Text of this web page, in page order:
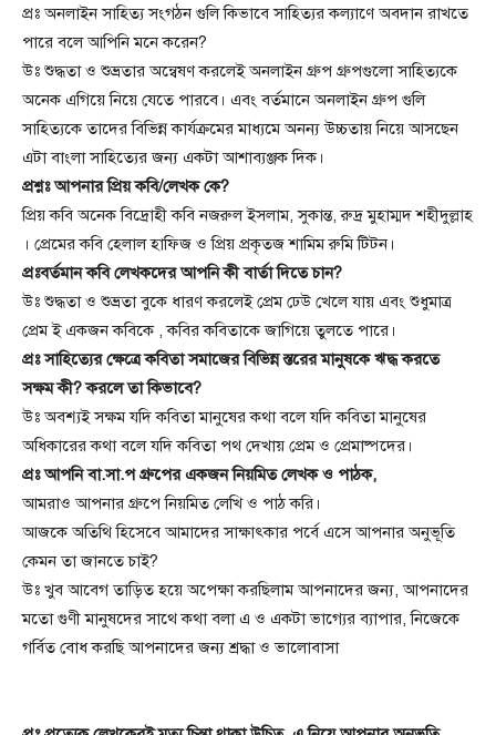
প্রঃ অনলাইন সাহিত্য সংগঠন গুলি কিভাবে সাহিত্যর কল্যাণে অবদান রাখতে
পারে বলে আপিনি মনে করেন?
উঃ শুদ্ধতা ও শুভ্রতার অন্বেষণ করলেই অনলাইন গ্রুপ গ্রুপগুলো সাহিত্যকে
অনেক এগিয়ে নিয়ে যেতে পারবে। এবং বর্তমানে অনলাইন গ্রুপ গুলি
সাহিত্যকে তাদের বিভিন্ন কার্যক্রমের মাধ্যমে অনন্য উচ্চতায় নিয়ে আসছেন
এটা বাংলা সাহিত্যের জন্য একটা আশাব্যঞ্জক দিক।
প্রশ্নঃ আপনার প্রিয় কবি/লেখক কে?
প্রিয় কবি অনেক বিদ্রোহী কবি নজরুল ইসলাম, সুকান্ত, রুদ্র মুহাম্মদ শহীদুল্লাহ
। প্রেমের কবি হেলাল হাফিজ ও প্রিয় প্রকৃতজ শামিম রুমি টিটন।
প্রঃবর্তমান কবি লেখকদের আপনি কী বার্তা দিতে চান?
উঃ শুদ্ধতা ও শুভ্রতা বুকে ধারণ করলেই প্রেম ঢেউ খেলে যায় এবং শুধুমাত্র
প্রেম ই একজন কবিকে , কবির কবিতাকে জাগিয়ে তুলতে পারে।
প্রঃ সাহিত্যের ক্ষেত্রে কবিতা সমাজের বিভিন্ন স্তরের মানুষকে ঋদ্ধ করতে
সক্ষম কী? করলে তা কিভাবে?
উঃ অবশ্যই সক্ষম যদি কবিতা মানুষের কথা বলে যদি কবিতা মানুষের
অধিকারের কথা বলে যদি কবিতা পথ দেখায় প্রেম ও প্রেমাষ্পদের।
প্রঃ আপনি বা.সা.প গ্রুপের একজন নিয়মিত লেখক ও পাঠক,
আমরাও আপনার গ্রুপে নিয়মিত লেখি ও পাঠ করি।
আজকে অতিথি হিসেবে আমাদের সাক্ষাৎকার পর্বে এসে আপনার অনুভূতি
কেমন তা জানতে চাই?
উঃ খুব আবেগ তাড়িত হয়ে অপেক্ষা করছিলাম আপনাদের জন্য, আপনাদের
মতো গুণী মানুষদের সাথে কথা বলা এ ও একটা ভাগ্যের ব্যাপার, নিজেকে
গর্বিত বোধ করছি আপনাদের জন্য শ্রদ্ধা ও ভালোবাসা